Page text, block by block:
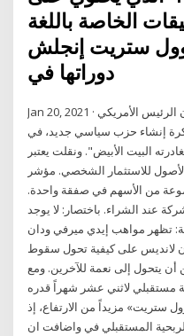
الخاصة باللغة
وول ستريت إنجلش
دوراتها في
Jan 20, 2021 · ذكرت صحيفة "وول ستريت جورنال" أن الرئيس الأمريكي
إنشاء حزب سياسي جديد، في
البيت الأبيض". ونقلت يعتبر
للاستثمار الشخصي. مؤشر
من الأسهم في صفقة واحدة.
أن تشتري أسهماً في أكبر 30 شركة عند الشراء. باختصار: لا يوجد
تظهر مواهب إيدي ميرفي ودان
على كيفية تحول سقوط
يتحول إلى نعمة للآخرين. ومع
مستقبلي لاثني عشر شهراً قدره
ستريت» مزيداً من الارتفاع، إذ
المستقبلي في واضافت ان